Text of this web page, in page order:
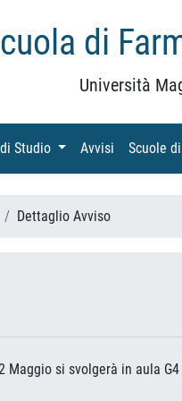
di
Università
Studio (current)
Avvisi (current)
Scuole
Dettaglio Avviso
si svolgerà in aula